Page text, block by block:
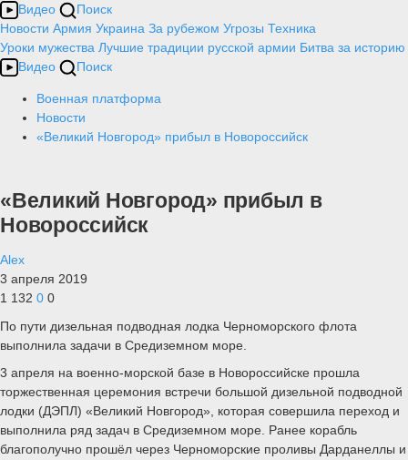
Видео
Поиск
Новости Армия Украина За рубежом Угрозы Техника
Уроки мужества Лучшие традиции русской армии Битва за историю
Видео
Поиск
Военная платформа
Новости
«Великий Новгород» прибыл в Новороссийск
«Великий Новгород» прибыл в
Новороссийск
Alex
3 апреля 2019
1 132 0 0
По пути дизельная подводная лодка Черноморского флота
выполнила задачи в Средиземном море.
3 апреля на военно-морской базе в Новороссийске прошла
торжественная церемония встречи большой дизельной подводной
лодки (ДЭПЛ) «Великий Новгород», которая совершила переход и
выполнила ряд задач в Средиземном море. Ранее корабль
благополучно прошёл через Черноморские проливы Дарданеллы и